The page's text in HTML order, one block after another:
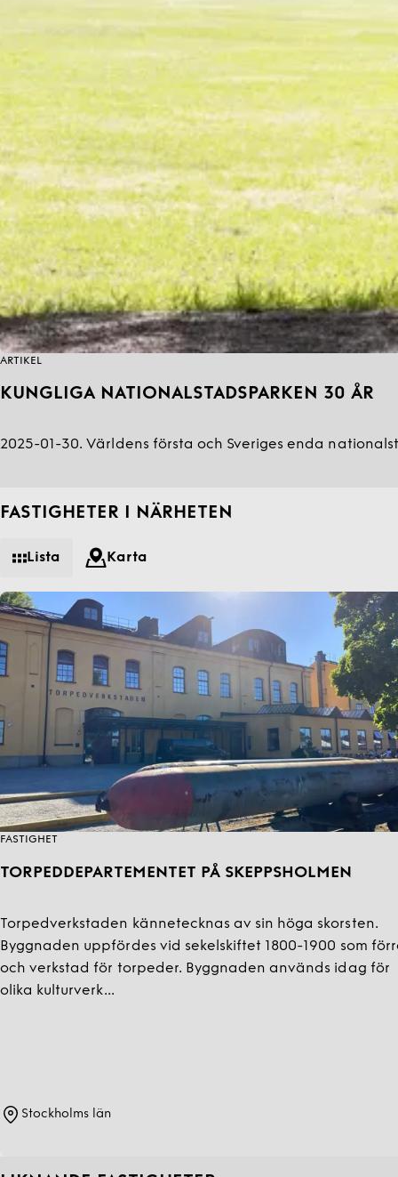
ARTIKEL
KUNGLIGA NATIONALSTADSPARKEN 30 ÅR
2025-01-30. Världens första och Sveriges enda
FASTIGHETER I NÄRHETEN
Lista Karta
FASTIGHET
TORPEDDEPARTEMENTET PÅ SKEPPSHOLMEN
Torpedverkstaden kännetecknas av sin höga skorsten.
Byggnaden uppfördes vid sekelskiftet 1800-1900 som
och verkstad för torpeder. Byggnaden används idag för
olika kulturverk...
Stockholms län